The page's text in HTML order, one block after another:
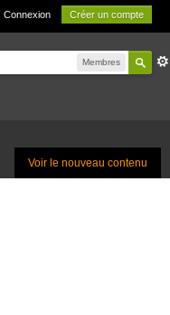
Connexion Créer un compte
Membres
Voir le nouveau contenu